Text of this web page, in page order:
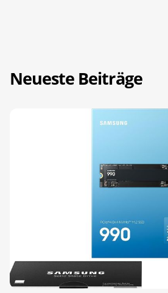
Neueste Beiträge